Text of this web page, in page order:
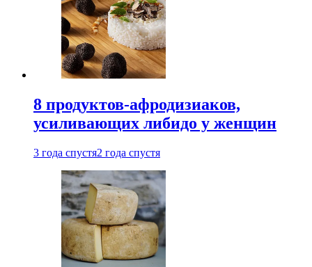
8 продуктов-афродизиаков,
усиливающих либидо у женщин
3 года спустя2 года спустя